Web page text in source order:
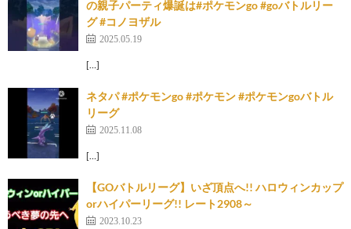
の親子パーティ爆誕は#ポケモンgo #goバトルリー
グ #コノヨザル
2025.05.19
[…]
ネタパ #ポケモンgo #ポケモン #ポケモンgoバトル
リーグ
2025.11.08
[…]
【GOバトルリーグ】いざ頂点へ!! ハロウィンカップ
orハイパーリーグ!! レート2908～
2023.10.23